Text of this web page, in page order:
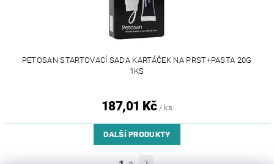
PETOSAN STARTOVACÍ SADA KARTÁČEK NA PRST+PASTA 20G
1KS
187,01 Kč / ks
DALŠÍ PRODUKTY